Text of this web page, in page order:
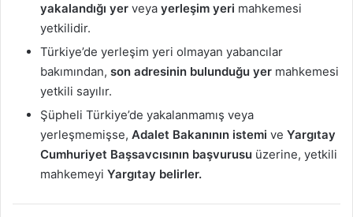
yakalandığı yer veya yerleşim yeri mahkemesi
yetkilidir.
Türkiye’de yerleşim yeri olmayan yabancılar
bakımından, son adresinin bulunduğu yer mahkemesi
yetkili sayılır.
Şüpheli Türkiye’de yakalanmamış veya
yerleşmemişse, Adalet Bakanının istemi ve Yargıtay
Cumhuriyet Başsavcısının başvurusu üzerine, yetkili
mahkemeyi Yargıtay belirler.